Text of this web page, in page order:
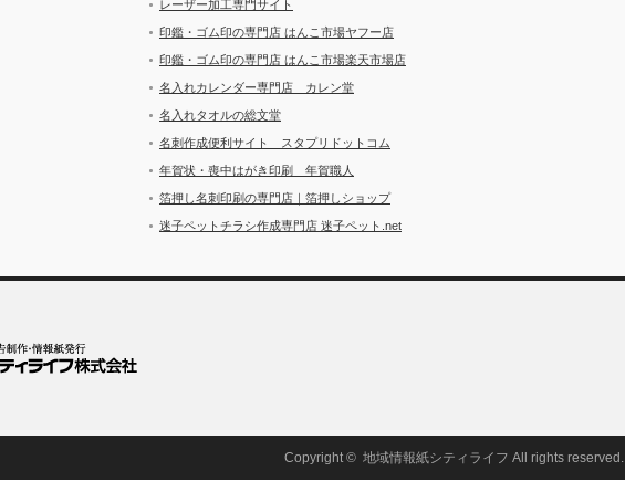
レーザー加工専門サイト
印鑑・ゴム印の専門店 はんこ市場ヤフー店
印鑑・ゴム印の専門店 はんこ市場楽天市場店
名入れカレンダー専門店 カレン堂
名入れタオルの総文堂
名刺作成便利サイト スタプリドットコム
年賀状・喪中はがき印刷 年賀職人
箔押し名刺印刷の専門店｜箔押しショップ
迷子ペットチラシ作成専門店 迷子ペット.net
Copyright © 地域情報紙シティライフ All rights reserved.